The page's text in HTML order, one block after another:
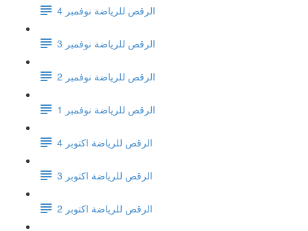
الرقص للرياضة نوفمبر 4
الرقص للرياضة نوفمبر 3
الرقص للرياضة نوفمبر 2
الرقص للرياضة نوفمبر 1
الرقص للرياضة اكتوبر 4
الرقص للرياضة اكتوبر 3
الرقص للرياضة اكتوبر 2